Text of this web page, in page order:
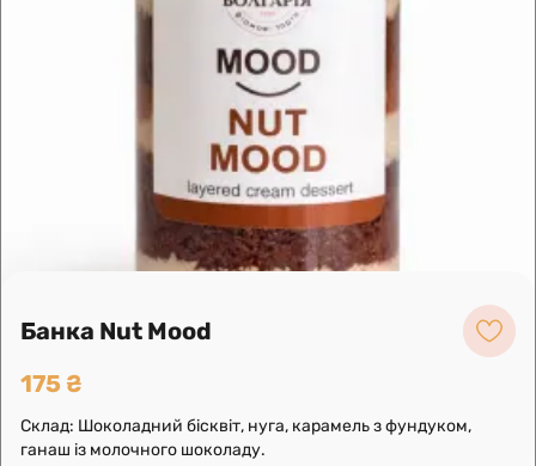
консервований персик, цукор, агар-агар. Крем
Намелака: молоко, вершки, біла глазур,
Склад: Пісочне сабле: мигдальне борошно,
пшеничне борошно, цукор, яйце. Полуничний
мус: вершки, біла глазур, крем-сир, желатин.
Полуничне компоте: полуниця, цукор, пектин.
Крем Намелака: молоко, вершки, біла глазур,
глюкозний сироп, желатин.
Банка Nut Mood
175 ₴
Склад: Шоколадний бісквіт, нуга, карамель з фундуком,
ганаш із молочного шоколаду.